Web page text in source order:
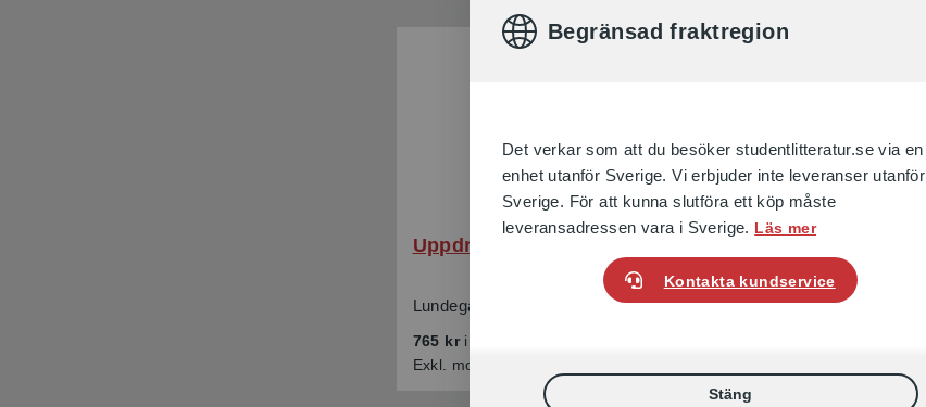
Begränsad fraktregion
Det verkar som att du besöker studentlitteratur.se via en
enhet utanför Sverige. Vi erbjuder inte leveranser utanför
Sverige. För att kunna slutföra ett köp måste
leveransadressen vara i Sverige. Läs mer
Kontakta kundservice
Stäng
Uppdrag bild 2 (år 4-6)
Lundegård, Ulla
765 kr inkl. moms
Exkl. moms: 722 kr
Lundegård, Ulla